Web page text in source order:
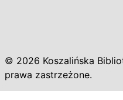
© 2026 Koszalińska
prawa zastrzeżone.